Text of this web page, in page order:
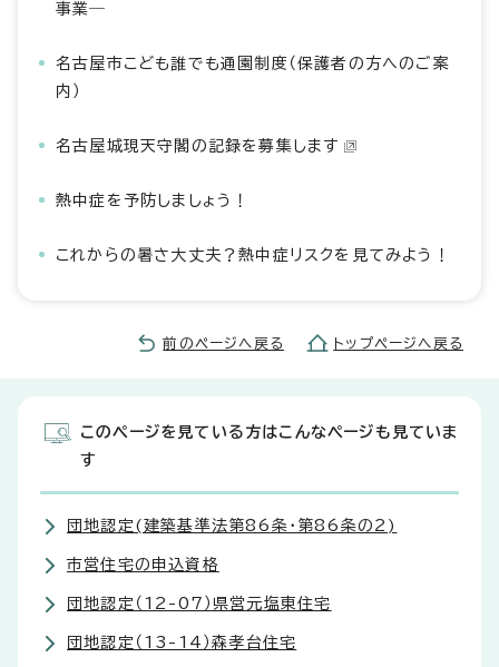
事業―
名古屋市こども誰でも通園制度（保護者の方へのご案
内）
名古屋城現天守閣の記録を募集します
熱中症を予防しましょう！
これからの暑さ大丈夫？熱中症リスクを見てみよう！
前のページへ戻る トップページへ戻る
このページを見ている方はこんなページも見ていま
す
団地認定(建築基準法第86条・第86条の2)
市営住宅の申込資格
団地認定（12-07）県営元塩東住宅
団地認定（13-14）森孝台住宅